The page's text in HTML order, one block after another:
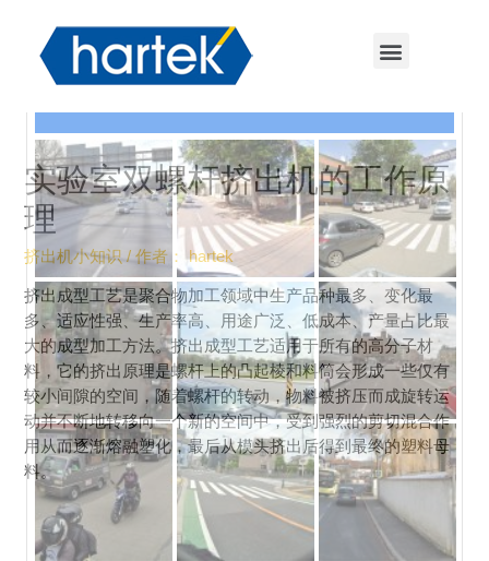
实验室双螺杆挤出机的工作原
理
挤出机小知识/ 作者： hartek
挤出成型工艺是聚合物加工领域中生产品种最多、变化最
多、适应性强、生产率高、用途广泛、低成本、产量占比最
大的成型加工方法。挤出成型工艺适用于所有的高分子材
料，它的挤出原理是螺杆上的凸起棱和料筒会形成一些仅有
较小间隙的空间，随着螺杆的转动，物料被挤压而成旋转运
动并不断地转移向一个新的空间中，受到强烈的剪切混合作
用从而逐渐熔融塑化，最后从模头挤出后得到最终的塑料母
料。